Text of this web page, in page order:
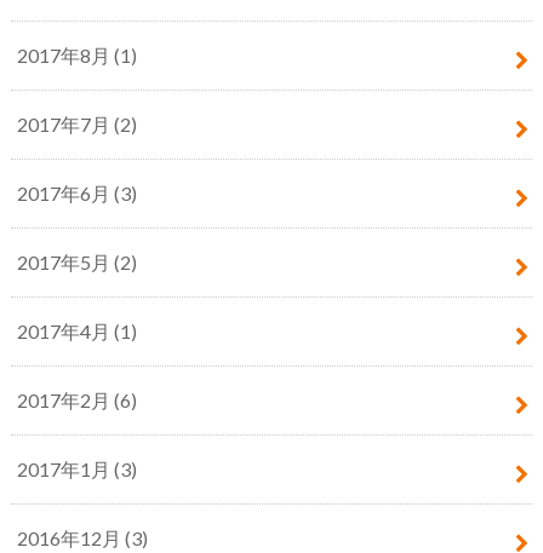
2017年8月 (1)
2017年7月 (2)
2017年6月 (3)
2017年5月 (2)
2017年4月 (1)
2017年2月 (6)
2017年1月 (3)
2016年12月 (3)